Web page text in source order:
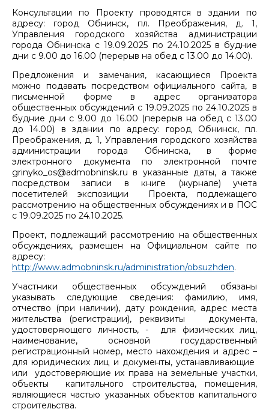
Консультации по Проекту проводятся в здании по
адресу: город Обнинск, пл. Преображения, д. 1,
Управления городского хозяйства администрации
города Обнинска с 19.09.2025 по 24.10.2025 в будние
дни с 9.00 до 16.00 (перерыв на обед с 13.00 до 14.00).
Предложения и замечания, касающиеся Проекта
можно подавать посредством официального сайта, в
письменной форме в адрес организатора
общественных обсуждений с 19.09.2025 по 24.10.2025 в
будние дни с 9.00 до 16.00 (перерыв на обед с 13.00
до 14.00) в здании по адресу: город Обнинск, пл.
Преображения, д. 1, Управления городского хозяйства
администрации города Обнинска, в форме
электронного документа по электронной почте
grinyko_os@admobninsk.ru в указанные даты, а также
посредством записи в книге (журнале) учета
посетителей экспозиции Проекта, подлежащего
рассмотрению на общественных обсуждениях и в ПОС
с 19.09.2025 по 24.10.2025.
Проект, подлежащий рассмотрению на общественных
обсуждениях, размещен на Официальном сайте по
адресу:
http://www.admobninsk.ru/administration/obsuzhden.
Участники общественных обсуждений обязаны
указывать следующие сведения: фамилию, имя,
отчество (при наличии), дату рождения, адрес места
жительства (регистрации), реквизиты документа,
удостоверяющего личность, - для физических лиц,
наименование, основной государственный
регистрационный номер, место нахождения и адрес –
для юридических лиц и документы, устанавливающие
или удостоверяющие их права на земельные участки,
объекты капитального строительства, помещения,
являющиеся частью указанных объектов капитального
строительства.